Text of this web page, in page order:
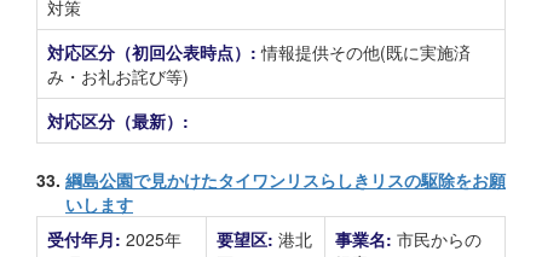
対策
対応区分（初回公表時点）:情報提供その他(既に実施済
み・お礼お詫び等)
対応区分（最新）:
33. 綱島公園で見かけたタイワンリスらしきリスの駆除をお願
いします
受付年月: 2025年
要望区: 港北
事業名: 市民からの